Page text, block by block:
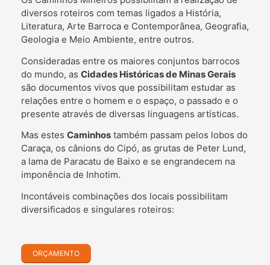
diversos roteiros com temas ligados a História,
Literatura, Arte Barroca e Contemporânea, Geografia,
Geologia e Meio Ambiente, entre outros.
Consideradas entre os maiores conjuntos barrocos
do mundo, as Cidades Históricas de Minas Gerais
são documentos vivos que possibilitam estudar as
relações entre o homem e o espaço, o passado e o
presente através de diversas linguagens artísticas.
Mas estes Caminhos também passam pelos lobos do
Caraça, os cânions do Cipó, as grutas de Peter Lund,
a lama de Paracatu de Baixo e se engrandecem na
imponência de Inhotim.
Incontáveis combinações dos locais possibilitam
diversificados e singulares roteiros:
ORÇAMENTO